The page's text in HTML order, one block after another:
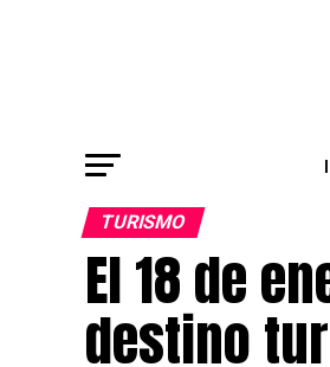
TURISMO
El 18 de
destino